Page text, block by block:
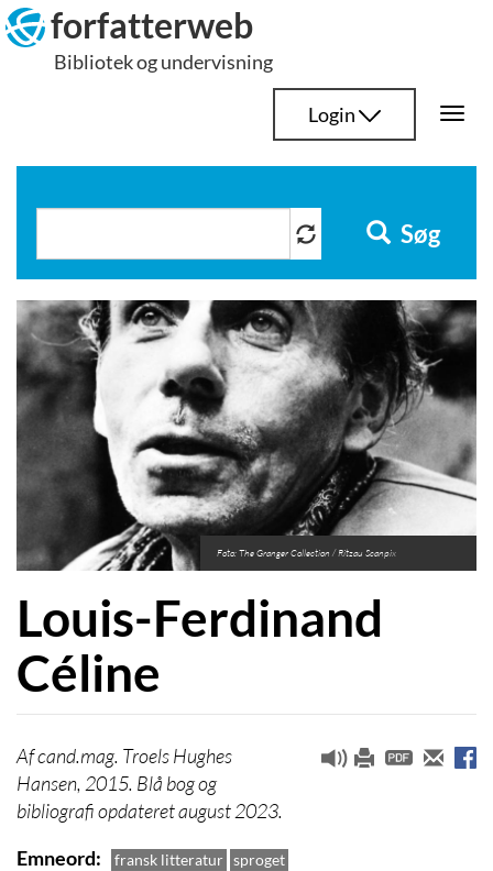
Hop
til
indhold
forfatterweb
Bibliotek og undervisning
Login
Søg
Foto: The Granger Collection / Ritzau Scanpix
Louis-Ferdinand
Céline
cand.mag. Troels Hughes
Hansen, 2015. Blå bog og
bibliografi opdateret august 2023.
Emneord
fransk litteratur sproget